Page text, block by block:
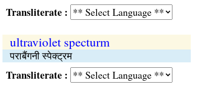
:
ultraviolet specturm
पराबैंगनी स्पेक्ट्रम
: